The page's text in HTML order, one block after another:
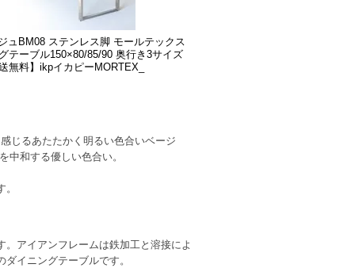
ュBM08 ステンレス脚 モールテックス
テーブル150×80/85/90 奥行き3サイズ
無料】ikpイカピーMORTEX_
じるあたたかく明るい色合いベージ
中和する優しい色合い。
アイアンフレームは鉄加工と溶接によ
イニングテーブルです。